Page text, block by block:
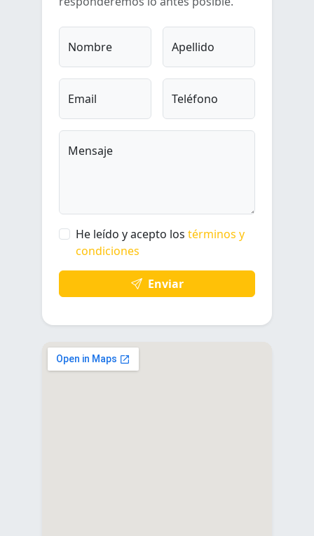
Nombre Apellido
Email Teléfono
Mensaje
He leído y acepto los términos y
condiciones
Enviar